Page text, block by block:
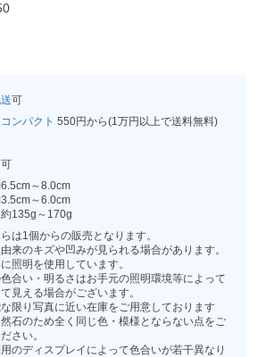
可
ンパクト 550円から(1万円以上で送料無料)
～8.0cm
～6.0cm
135g～170g
らは1個からの販売となります。
由来のキズや凹みが見られる場合があります。
に照明を使用しています。
色合い・明るさはお手元の照明環境等によって
見える場合がございます。
な限り写真に近い在庫をご用意しております
石のため全く同じ色・模様とならない点をご
さい。
用のディスプレイによって色合いが若干異なり